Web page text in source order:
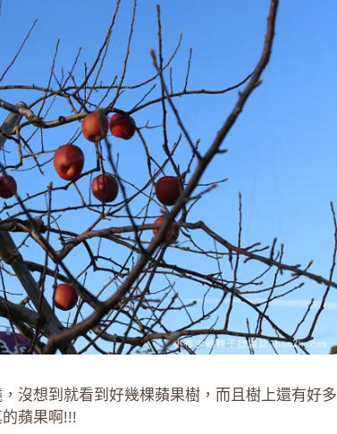
沒想到就看到好幾棵蘋果樹，而且樹上還有好多
蘋果啊!!!